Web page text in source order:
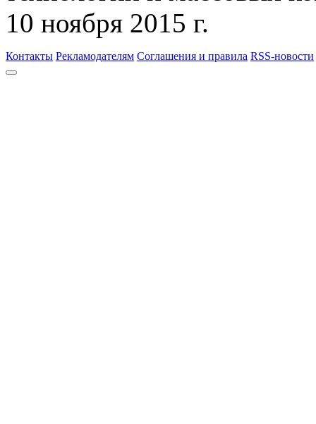
10 ноября 2015 г.
Контакты Рекламодателям Соглашения и правила RSS-новости